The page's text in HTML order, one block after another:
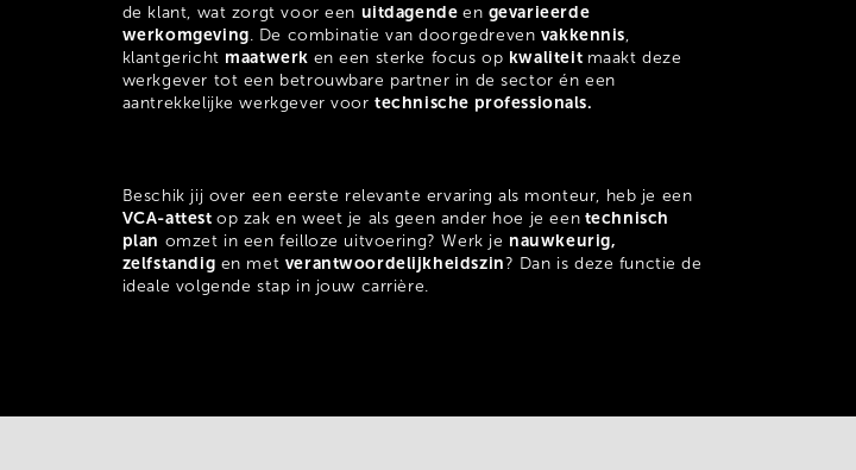
de klant, wat zorgt voor een uitdagende en gevarieerde
werkomgeving. De combinatie van doorgedreven vakkennis,
klantgericht maatwerk en een sterke focus op kwaliteit maakt deze
werkgever tot een betrouwbare partner in de sector én een
aantrekkelijke werkgever voortechnische professionals.
Beschik jij over een eerste relevante ervaring als monteur, heb je een
VCA-attestop zak en weet je als geen ander hoe je een technisch
plan omzet in een feilloze uitvoering? Werk je nauwkeurig,
zelfstandig en met verantwoordelijkheidszin? Dan is deze functie de
ideale volgende stap in jouw carrière.